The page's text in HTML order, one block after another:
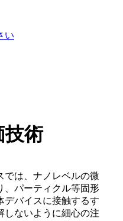
い
技術
では、ナノレベルの微
、パーティクル等固形
デバイスに接触するす
しないように細心の注